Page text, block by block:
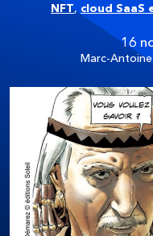
16
Marc-Antoine
NFT, cloud SaaS